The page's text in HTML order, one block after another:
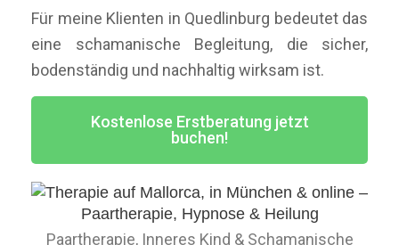
Für meine Klienten in Quedlinburg bedeutet das
eine schamanische Begleitung, die sicher,
bodenständig und nachhaltig wirksam ist.
Kostenlose Erstberatung jetzt
buchen!
Paartherapie, Inneres Kind & Schamanische